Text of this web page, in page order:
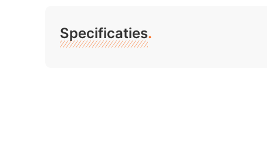
Specificaties.